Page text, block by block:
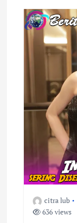
citra lub
636 views